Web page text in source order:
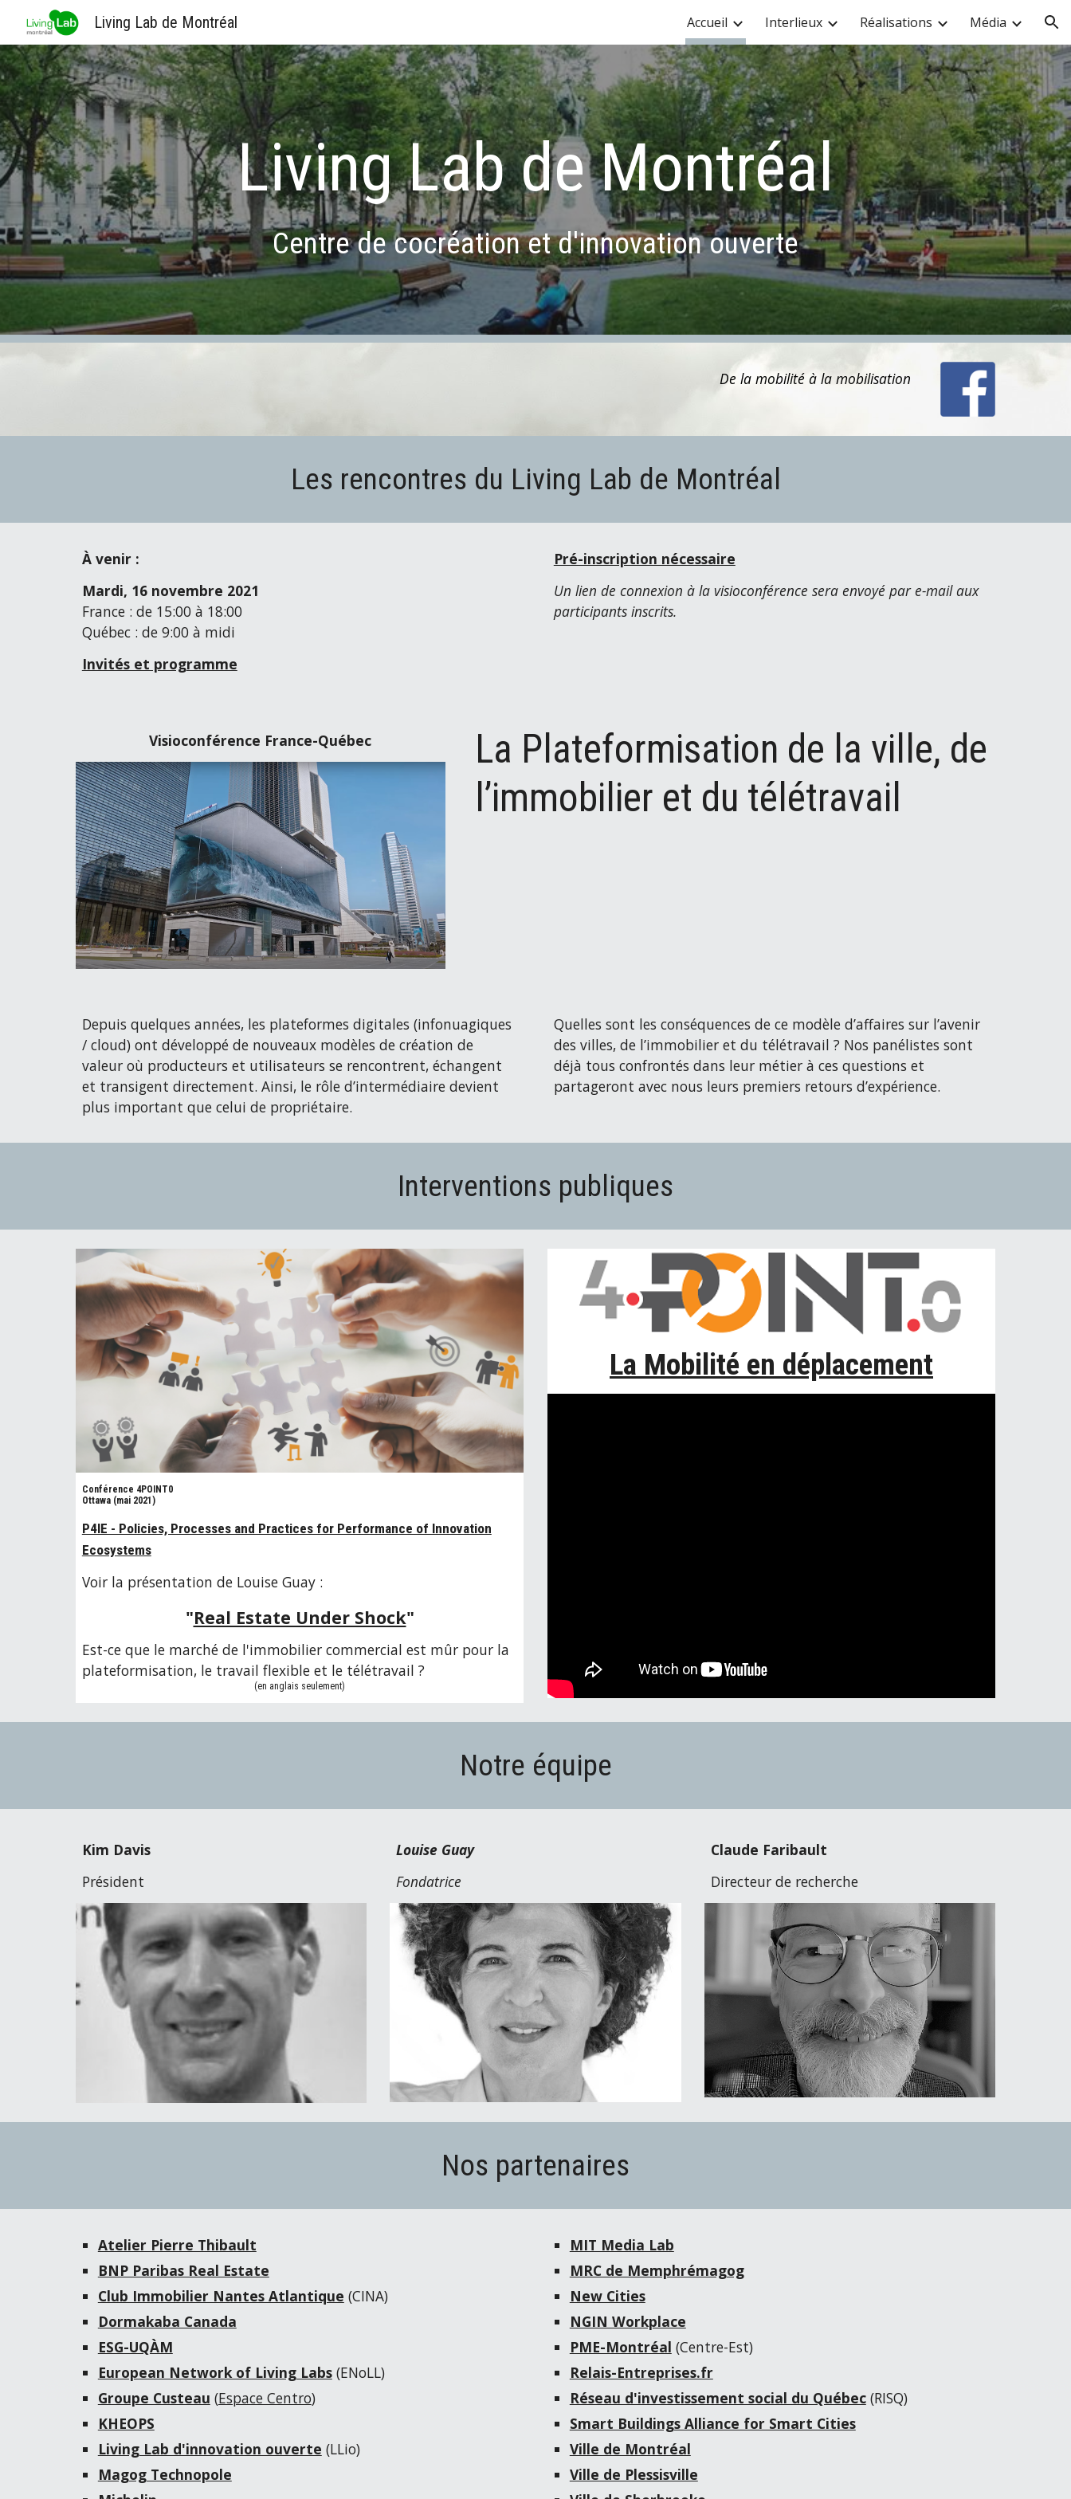
Skip to navigation
Living Lab de Montréal Accueil Interlieux Réalisations Média
Living Lab de Montréal
Centre de cocréation et d'innovation ouverte
De la mobilité à la mobilisation
Les rencontres du Living Lab de Montréal
À venir :
Mardi, 16 novembre 2021
France : de 15:00 à 18:00
Québec : de 9:00 à midi
Invités et programme
Pré-inscription nécessaire
Un lien de connexion à la visioconférence sera envoyé par e-mail aux
participants inscrits.
Visioconférence France-Québec
La Plateformisation de la ville, de
l’immobilier et du télétravail
Depuis quelques années, les plateformes digitales (infonuagiques
/ cloud) ont développé de nouveaux modèles de création de
valeur où producteurs et utilisateurs se rencontrent, échangent
et transigent directement. Ainsi, le rôle d’intermédiaire devient
plus important que celui de propriétaire.
Quelles sont les conséquences de ce modèle d’affaires sur l’avenir
des villes, de l’immobilier et du télétravail ? Nos panélistes sont
déjà tous confrontés dans leur métier à ces questions et
partageront avec nous leurs premiers retours d’expérience.
Interventions publiques
Conférence 4POINT0
Ottawa (mai 2021)
P4IE - Policies, Processes and Practices for Performance of Innovation
Ecosystems
Voir la présentation de Louise Guay :
"Real Estate Under Shock"
Est-ce que le marché de l'immobilier commercial est mûr pour la
plateformisation, le travail flexible et le télétravail ?
(en anglais seulement)
La Mobilité en déplacement
Notre équipe
Kim Davis
Président
Louise Guay
Fondatrice
Claude Faribault
Directeur de recherche
Nos partenaires
Atelier Pierre Thibault
BNP Paribas Real Estate
Club Immobilier Nantes Atlantique (CINA)
Dormakaba Canada
ESG-UQÀM
European Network of Living Labs(ENoLL)
Groupe Custeau (Espace Centro)
KHEOPS
Living Lab d'innovation ouverte (LLio)
Magog Technopole
MIT Media Lab
MRC de Memphrémagog
New Cities
NGIN Workplace
PME-Montréal (Centre-Est)
Relais-Entreprises.fr
Réseau d'investissement social du Québec(RISQ)
Smart Buildings Alliance for Smart Cities
Ville de Montréal
Ville de Plessisville